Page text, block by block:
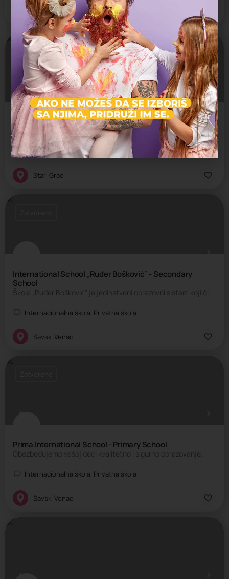
Savski Venac
Srednja škola "Dositej"
rednja škola „Dositej“ posvećena je očuvanju tradicije, kvalitetne nastave i negovanju tolerancije i saradnje…
Privatna škola
Zatvoreno
Stari Grad
International School „Ruđer Bošković” - Secondary
School
Škola „Ruđer Bošković” je jedinstveni obrazovni sistem koji čine prva privatna Osnovna škola i Gimnazija. Obe…
Internacionalna škola, Privatna škola
Savski Venac
Prima International School - Primary School
Obezbeđujemo vašoj deci kvalitetno i sigurno obrazovanje.
Internacionalna škola, Privatna škola
Savski Venac